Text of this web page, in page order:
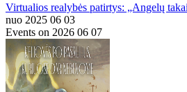
Virtualios realybės patirtys: „Angelų
nuo 2025 06 03
Events on 2026 06 07